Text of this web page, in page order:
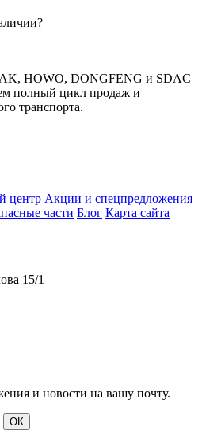
HOWO, DONGFENG и SDAC
полный цикл продаж и
транспорта.
центр Акции и спецпредложения
части Блог Карта сайта
15/1
и новости на вашу почту.
ОК